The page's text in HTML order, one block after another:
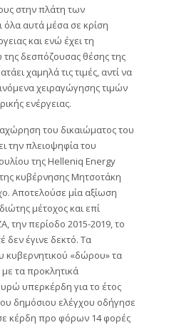
στην πλάτη των
αυτά μέσα σε κρίση
και ενώ έχει τη
δεσπόζουσας θέσης της
χαμηλά τις τιμές, αντί να
χειραγώγησης τιμών
ενέργειας.
του δικαιώματος του
την πλειοψηφία του
της Helleniq Energy
κυβέρνησης Μητσοτάκη
Αποτελούσε μία αξίωση
μέτοχος και επί
την περίοδο 2015-2019, το
δεν έγινε δεκτό. Τα
κυβερνητικού «δώρου» τα
τα προκλητικά
υπερκέρδη για το έτος
δημόσιου ελέγχου οδήγησε
κέρδη προ φόρων 14 φορές